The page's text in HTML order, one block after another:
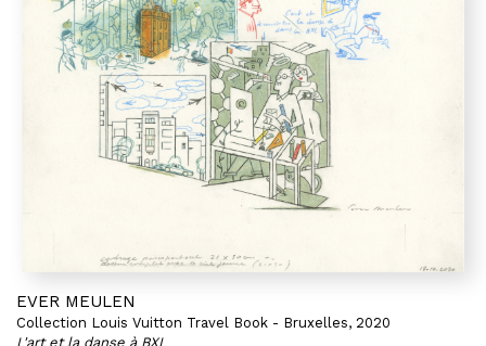
EVER MEULEN
Collection Louis Vuitton Travel Book - Bruxelles, 2020
L'art et la danse à BXL